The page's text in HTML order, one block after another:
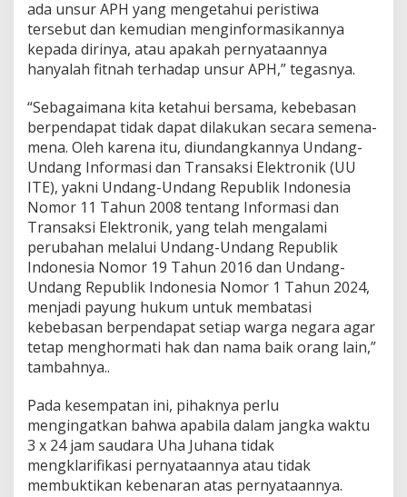
ada unsur APH yang mengetahui peristiwa
tersebut dan kemudian menginformasikannya
kepada dirinya, atau apakah pernyataannya
hanyalah fitnah terhadap unsur APH,” tegasnya.
“Sebagaimana kita ketahui bersama, kebebasan
berpendapat tidak dapat dilakukan secara semena-
mena. Oleh karena itu, diundangkannya Undang-
Undang Informasi dan Transaksi Elektronik (UU
ITE), yakni Undang-Undang Republik Indonesia
Nomor 11 Tahun 2008 tentang Informasi dan
Transaksi Elektronik, yang telah mengalami
perubahan melalui Undang-Undang Republik
Indonesia Nomor 19 Tahun 2016 dan Undang-
Undang Republik Indonesia Nomor 1 Tahun 2024,
menjadi payung hukum untuk membatasi
kebebasan berpendapat setiap warga negara agar
tetap menghormati hak dan nama baik orang lain,”
tambahnya..
Pada kesempatan ini, pihaknya perlu
mengingatkan bahwa apabila dalam jangka waktu
3 x 24 jam saudara Uha Juhana tidak
mengklarifikasi pernyataannya atau tidak
membuktikan kebenaran atas pernyataannya.